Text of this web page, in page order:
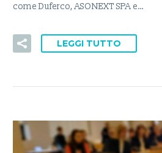
come Duferco, ASONEXT SPA e…
LEGGI TUTTO